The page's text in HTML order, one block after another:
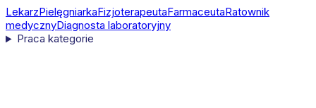
LekarzPielęgniarkaFizjoterapeutaFarmaceutaRatownik
medycznyDiagnosta laboratoryjny
Praca kategorie